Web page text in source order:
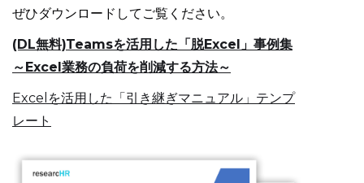
ぜひダウンロードしてご覧ください。
(DL無料)Teamsを活用した「脱Excel」事例集
～Excel業務の負荷を削減する方法～
Excelを活用した「引き継ぎマニュアル」テンプ
レート